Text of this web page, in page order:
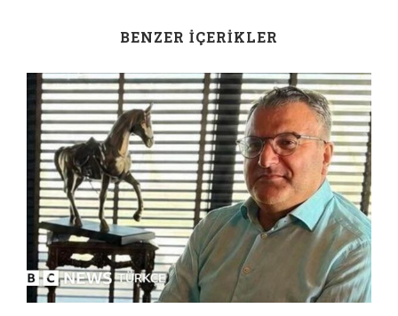
BENZER İÇERIKLER